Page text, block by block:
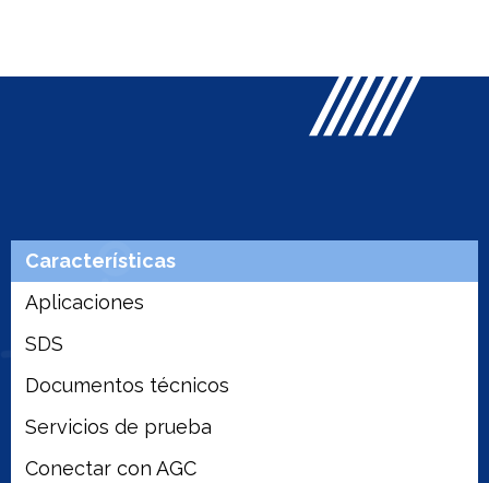
Características
Aplicaciones
SDS
Documentos técnicos
Servicios de prueba
Conectar con AGC